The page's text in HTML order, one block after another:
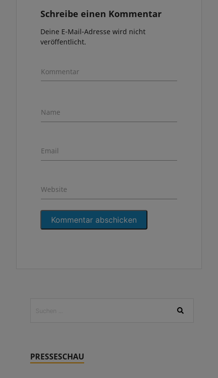
Schreibe einen Kommentar
Deine E-Mail-Adresse wird nicht
veröffentlicht.
Kommentar
Name
Email
Website
PRESSESCHAU